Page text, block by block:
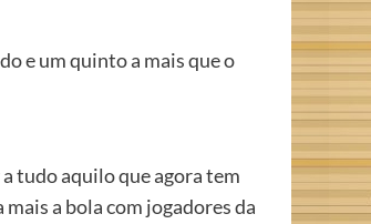
e um quinto a mais que o
tudo aquilo que agora tem
a bola com jogadores da